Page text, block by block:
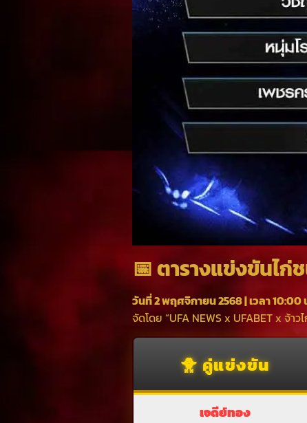
📅 ตารางแข่งขันไ
วันที่ 2 พฤศจิกายน 2568 | เวลา 10:00
จัดโดย “UFA NEWS x UFABET x จ้าว
🐥 คู่แข่งขัน
เจดีย์ทอง